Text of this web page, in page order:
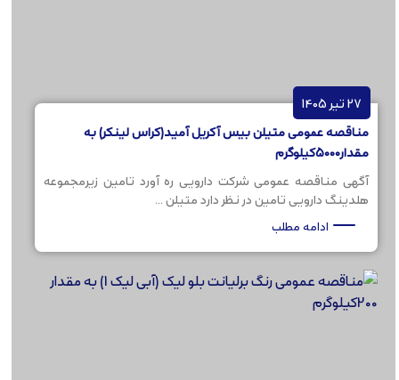
27 تیر 1405
مناقصه عمومی متیلن بیس آکریل آمید(کراس لینکر) به
مقدار5000کیلوگرم
آگهی مناقصه عمومی شرکت دارویی ره آورد تامین زیرمجموعه
هلدینگ دارویی تامین در نظر دارد متیلن ...
ادامه مطلب